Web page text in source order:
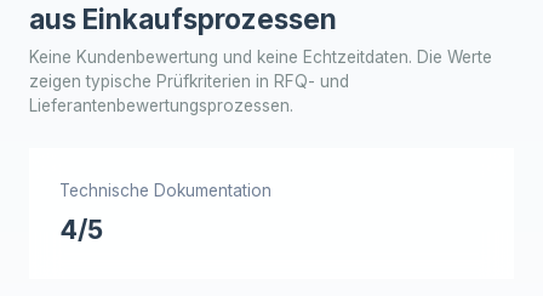
aus Einkaufsprozessen
Keine Kundenbewertung und keine Echtzeitdaten. Die Werte
zeigen typische Prüfkriterien in RFQ- und
Lieferantenbewertungsprozessen.
Technische Dokumentation
4/5